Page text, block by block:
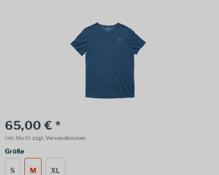
65,00 € *
inkl. MwSt.zzgl. Versandkosten
Größe
S M XL